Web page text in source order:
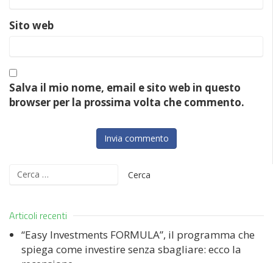
Sito web
Salva il mio nome, email e sito web in questo
browser per la prossima volta che commento.
Ricerca
Articoli recenti
“Easy Investments FORMULA”, il programma che
spiega come investire senza sbagliare: ecco la